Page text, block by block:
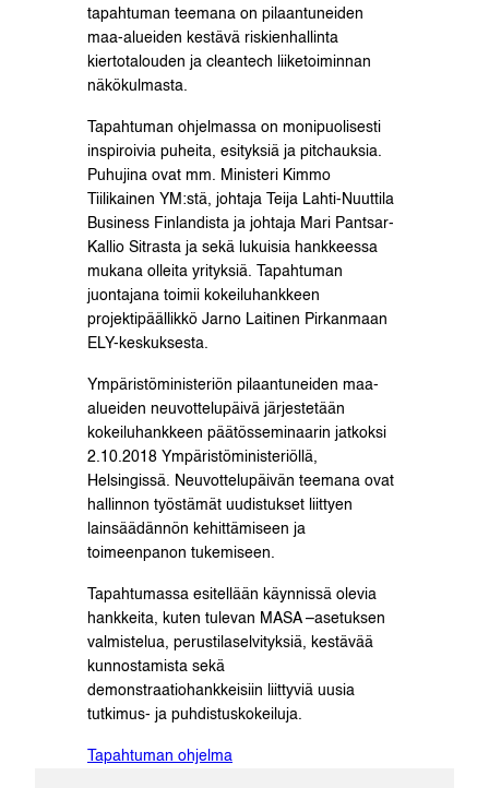
tapahtuman teemana on pilaantuneiden
maa-alueiden kestävä riskienhallinta
kiertotalouden ja cleantech liiketoiminnan
näkökulmasta.
Tapahtuman ohjelmassa on monipuolisesti
inspiroivia puheita, esityksiä ja pitchauksia.
Puhujina ovat mm. Ministeri Kimmo
Tiilikainen YM:stä, johtaja Teija Lahti-Nuuttila
Business Finlandista ja johtaja Mari Pantsar-
Kallio Sitrasta ja sekä lukuisia hankkeessa
mukana olleita yrityksiä. Tapahtuman
juontajana toimii kokeiluhankkeen
projektipäällikkö Jarno Laitinen Pirkanmaan
ELY-keskuksesta.
Ympäristöministeriön pilaantuneiden maa-
alueiden neuvottelupäivä järjestetään
kokeiluhankkeen päätösseminaarin jatkoksi
2.10.2018 Ympäristöministeriöllä,
Helsingissä. Neuvottelupäivän teemana ovat
hallinnon työstämät uudistukset liittyen
lainsäädännön kehittämiseen ja
toimeenpanon tukemiseen.
Tapahtumassa esitellään käynnissä olevia
hankkeita, kuten tulevan MASA –asetuksen
valmistelua, perustilaselvityksiä, kestävää
kunnostamista sekä
demonstraatiohankkeisiin liittyviä uusia
tutkimus- ja puhdistuskokeiluja.
Tapahtuman ohjelma